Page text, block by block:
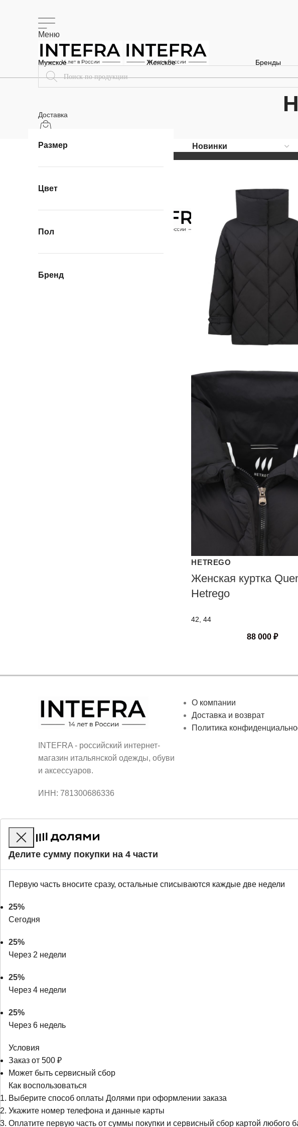
Меню
Доставка
Меню
Мужское Женское Бренды
Размер
Цвет
Пол
Бренд
HETREGO
Женская куртка
Hetrego
42, 44
88 000 ₽
INTEFRA - российский интернет-
магазин итальянской одежды, обуви
и аксессуаров.
ИНН: 781300686336
О компании
Доставка и возврат
Политика
Делите сумму покупки на 4 части
Первую часть вносите сразу, остальные списываются каждые две недели
25%
Сегодня
25%
Через 2 недели
25%
Через 4 недели
25%
Через 6 недель
Условия
Заказ от 500 ₽
Может быть сервисный сбор
Как воспользоваться
Выберите способ оплаты Долями при оформлении заказа
Укажите номер телефона и данные карты
Оплатите первую часть от суммы покупки и сервисный сбор картой любого